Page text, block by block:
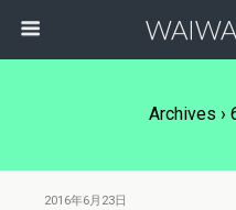
Archives ›
2016年6月23日